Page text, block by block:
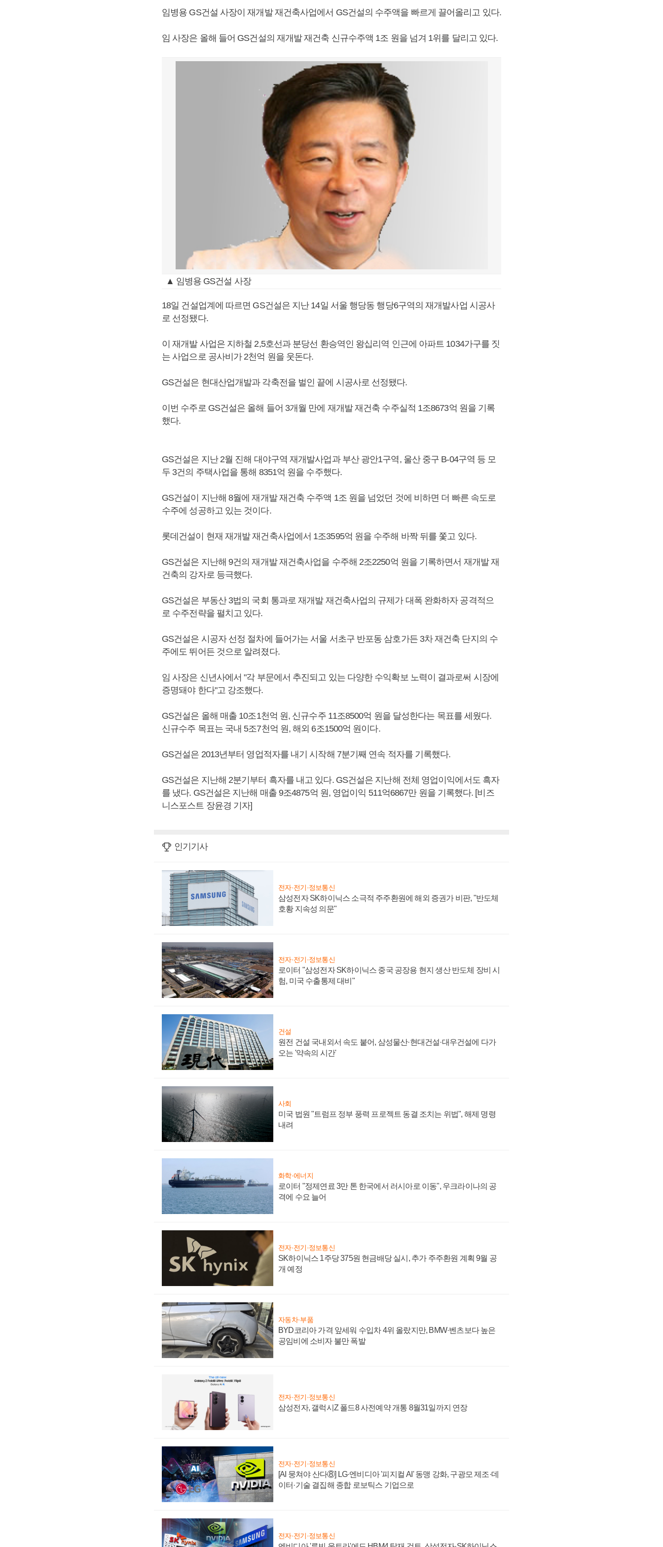
임병용 GS건설 사장이 재개발 재건축사업에서 GS건설의 수주액을 빠르게 끌어올리고 있다.
임 사장은 올해 들어 GS건설의 재개발 재건축 신규수주액 1조 원을 넘겨 1위를 달리고 있다.
▲ 임병용 GS건설 사장
18일 건설업계에 따르면 GS건설은 지난 14일 서울 행당동 행당6구역의 재개발사업 시공사
로 선정됐다.
이 재개발 사업은 지하철 2,5호선과 분당선 환승역인 왕십리역 인근에 아파트 1034가구를 짓
는 사업으로 공사비가 2천억 원을 웃돈다.
GS건설은 현대산업개발과 각축전을 벌인 끝에 시공사로 선정됐다.
이번 수주로 GS건설은 올해 들어 3개월 만에 재개발 재건축 수주실적 1조8673억 원을 기록
했다.
GS건설은 지난 2월 진해 대야구역 재개발사업과 부산 광안1구역, 울산 중구 B-04구역 등 모
두 3건의 주택사업을 통해 8351억 원을 수주했다.
GS건설이 지난해 8월에 재개발 재건축 수주액 1조 원을 넘었던 것에 비하면 더 빠른 속도로
수주에 성공하고 있는 것이다.
롯데건설이 현재 재개발 재건축사업에서 1조3595억 원을 수주해 바짝 뒤를 쫓고 있다.
GS건설은 지난해 9건의 재개발 재건축사업을 수주해 2조2250억 원을 기록하면서 재개발 재
건축의 강자로 등극했다.
GS건설은 부동산 3법의 국회 통과로 재개발 재건축사업의 규제가 대폭 완화하자 공격적으
로 수주전략을 펼치고 있다.
GS건설은 시공자 선정 절차에 들어가는 서울 서초구 반포동 삼호가든 3차 재건축 단지의 수
주에도 뛰어든 것으로 알려졌다.
임 사장은 신년사에서 "각 부문에서 추진되고 있는 다양한 수익확보 노력이 결과로써 시장에
증명돼야 한다"고 강조했다.
GS건설은 올해 매출 10조1천억 원, 신규수주 11조8500억 원을 달성한다는 목표를 세웠다.
신규수주 목표는 국내 5조7천억 원, 해외 6조1500억 원이다.
GS건설은 2013년부터 영업적자를 내기 시작해 7분기째 연속 적자를 기록했다.
GS건설은 지난해 2분기부터 흑자를 내고 있다. GS건설은 지난해 전체 영업이익에서도 흑자
를 냈다. GS건설은 지난해 매출 9조4875억 원, 영업이익 511억6867만 원을 기록했다. [비즈
니스포스트 장윤경 기자]
인기기사
전자·전기·정보통신
삼성전자 SK하이닉스 소극적 주주환원에 해외 증권가 비판, "반도체
호황 지속성 의문"
전자·전기·정보통신
로이터 "삼성전자 SK하이닉스 중국 공장용 현지 생산 반도체 장비 시
험, 미국 수출통제 대비"
건설
원전 건설 국내외서 속도 붙어, 삼성물산·현대건설·대우건설에 다가
오는 '약속의 시간'
사회
미국 법원 "트럼프 정부 풍력 프로젝트 동결 조치는 위법", 해제 명령
내려
화학·에너지
로이터 "정제연료 3만 톤 한국에서 러시아로 이동", 우크라이나의 공
격에 수요 늘어
전자·전기·정보통신
SK하이닉스 1주당 375원 현금배당 실시, 추가 주주환원 계획 9월 공
개 예정
자동차·부품
BYD코리아 가격 앞세워 수입차 4위 올랐지만, BMW·벤츠보다 높은
공임비에 소비자 불만 폭발
전자·전기·정보통신
삼성전자, 갤럭시Z 폴드8 사전예약 개통 8월31일까지 연장
전자·전기·정보통신
[AI 뭉쳐야 산다⑧] LG·엔비디아 '피지컬 AI' 동맹 강화, 구광모 제조·데
이터·기술 결집해 종합 로보틱스 기업으로
전자·전기·정보통신